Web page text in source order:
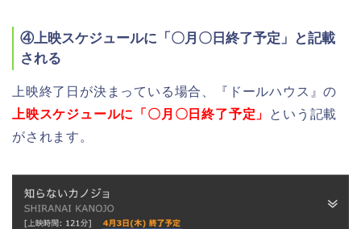
④上映スケジュールに「〇月〇日終了予定」と記載
される
上映終了日が決まっている場合、『ドールハウス』の
上映スケジュールに「〇月〇日終了予定」
という記載
がされます。